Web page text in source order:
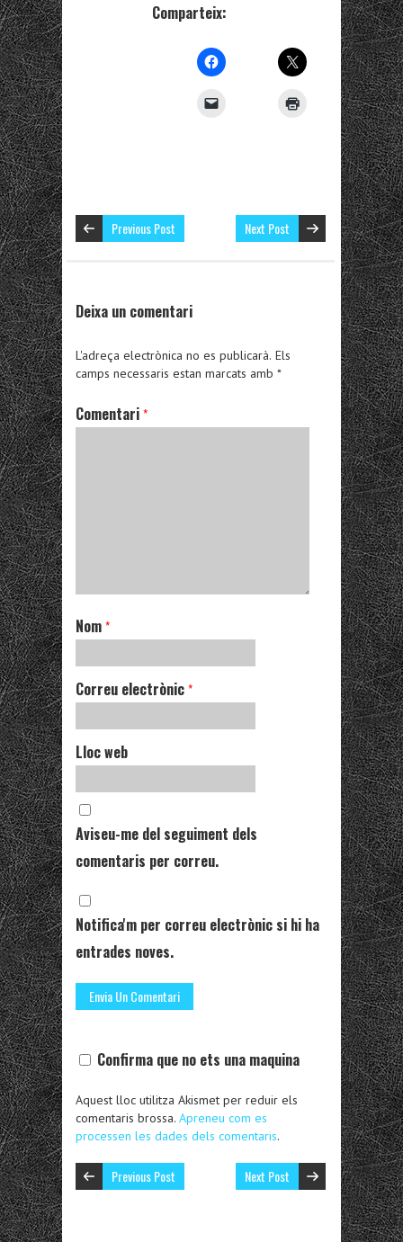
Comparteix:
Previous Post Next Post
Deixa un comentari
L'adreça electrònica no es publicarà. Els
camps necessaris estan marcats amb *
Comentari *
Nom *
Correu electrònic *
Lloc web
Aviseu-me del seguiment dels
comentaris per correu.
Notifica'm per correu electrònic si hi ha
entrades noves.
Confirma que no ets una maquina
Aquest lloc utilitza Akismet per reduir els
comentaris brossa. Apreneu com es
processen les dades dels comentaris.
Previous Post Next Post